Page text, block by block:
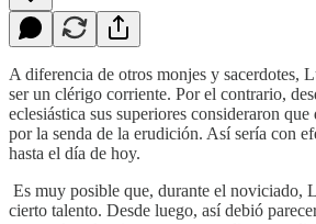
A diferencia de otros monjes y sacerdotes,
ser un clérigo corriente. Por el contrario,
eclesiástica sus superiores consideraron
por la senda de la erudición. Así sería con
hasta el día de hoy.
Es muy posible que, durante el noviciado,
cierto talento. Desde luego, así debió